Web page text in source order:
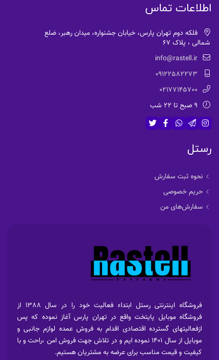
اطلاعات تماس
فلکه دوم تهران پارس، خیابان جشنواره، میدان رهبر، ضلع
شمالی ، پلاک 67
info@rastell.ir
09122582273
02177145700
9 صبح تا 22 شب
رستل
نحوه ثبت سفارش
حریم خصوصی
سفارش‌های من
فروشگاه اینترنتی رستل ابتداء فعالیت خود را در سال 1388 از
فروشگاه موبایل پایتخت واقع در تهران پارس آغاز نموده که پس
ازفعالیتهای گسترده اقتصادی اقدام به فروش عمده لوازم جانبی و
موبایل از سال 1401 نموده ایم و در تلاش جهت فروش امن ،راحت و با
کیفیت و قیمت مناسب برای عرضه به مشتریان هستیم.